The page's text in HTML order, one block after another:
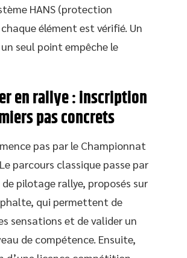
HANS (protection
élément est vérifié. Un
seul point empêche le
en rallye : inscription
pas concrets
pas par le Championnat
parcours classique passe par
pilotage rallye, proposés sur
qui permettent de
sensations et de valider un
de compétence. Ensuite,